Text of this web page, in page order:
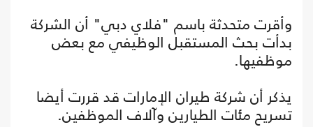
وأقرت متحدثة باسم "فلاي دبي" أن الشركة
بدأت بحث المستقبل الوظيفي مع بعض
موظفيها.
يذكر أن شركة طيران الإمارات قد قررت أيضا
تسريح مئات الطيارين وآلاف الموظفين.